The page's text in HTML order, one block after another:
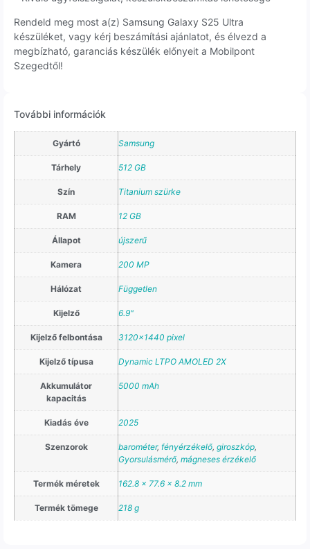
Rendeld meg most a(z) Samsung Galaxy S25 Ultra
készüléket, vagy kérj beszámítási ajánlatot, és élvezd a
megbízható, garanciás készülék előnyeit a Mobilpont
Szegedtől!
További információk
Gyártó Samsung
Tárhely 512 GB
Szín Titanium szürke
RAM 12 GB
Állapot újszerű
Kamera 200 MP
Hálózat Független
Kijelző 6.9"
Kijelző felbontása 3120×1440 pixel
Kijelző típusa Dynamic LTPO AMOLED 2X
Akkumulátor
kapacitás
5000 mAh
Kiadás éve 2025
Szenzorok barométer, fényérzékelő, giroszkóp,
Gyorsulásmérő, mágneses érzékelő
Termék méretek 162.8 x 77.6 x 8.2 mm
Termék tömege 218 g